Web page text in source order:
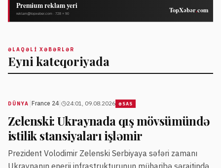
ƏLAQƏLI XƏBƏRLƏR
Eyni kateqoriyada
DÜNYA France 24| 24:01, 09.08.2026 ƏSAS
Zelenski: Ukraynada qış mövsümündə
istilik stansiyaları işləmir
Prezident Volodimir Zelenski Serbiyaya səfəri zamanı